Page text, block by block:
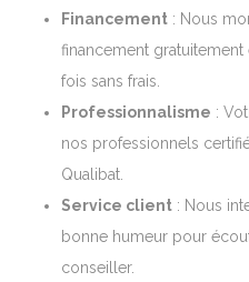
Financement : Nous
financement gratuitement
fois sans frais.
Professionnalisme :
nos professionnels
Qualibat.
Service client : Nous
bonne humeur pour
conseiller.